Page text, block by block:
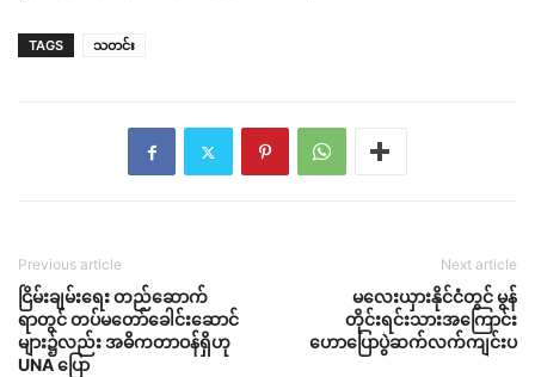
TAGS သတင်း
Previous article
ငြိမ်းချမ်းရေး တည်ဆောက်
ရာတွင် တပ်မတော်ခေါင်းဆောင်
များ၌လည်း အဓိကတာဝန်ရှိဟု
UNA ပြော
Next article
မလေးယှားနိုင်ငံတွင် မွန်
တိုင်းရင်းသားအကြောင်း
ဟောပြောပွဲဆက်လက်ကျင်းပ